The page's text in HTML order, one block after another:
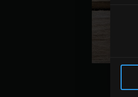
Selezione